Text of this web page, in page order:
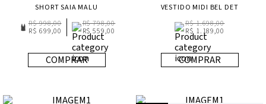
SHORT SAIA MALU
R$ 998,00
R$ 699,00
R$ 798,00
R$ 559,00
COMPRAR
VESTIDO MIDI BEL DET
R$ 1.698,00
R$ 1.189,00
COMPRAR